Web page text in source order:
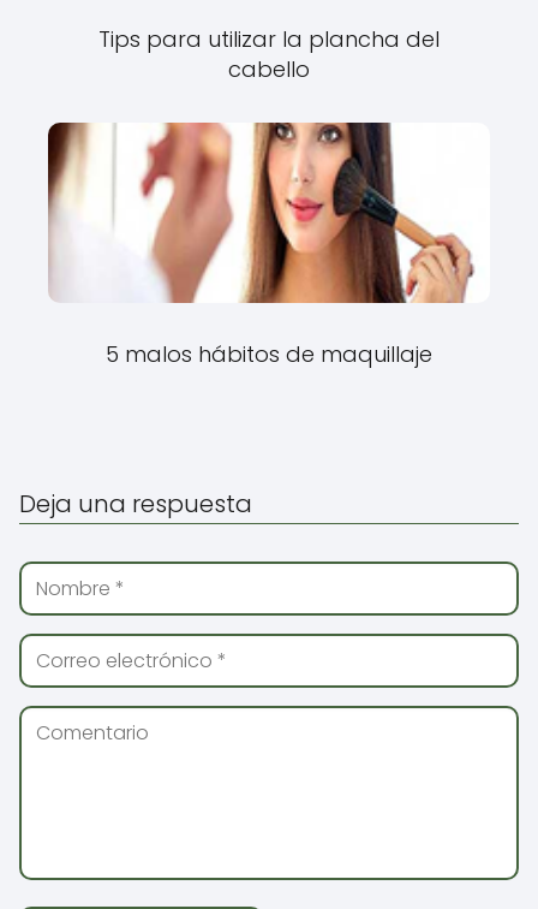
Tips para utilizar la plancha del
cabello
5 malos hábitos de maquillaje
Deja una respuesta